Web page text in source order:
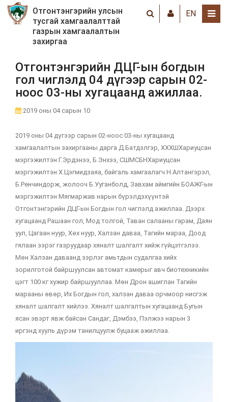
Отгонтэнгэрийн улсын
тусгай хамгаалалттай
газрын хамгаалалтын
захиргаа
EN
Отгонтэнгэрийн ДЦГ-ын богдын
гол чиглэлд 04 дүгээр сарын 02-
ноос 03-ны хугацаанд ажиллаа.
2019 оны 04 сарын 10
2019 оны 04 дүгээр сарын 02-ноос 03-ны хугацаанд
хамгаалалтын захиргааны дарга Д.Батдэлгэр, ХХХШХариуцсан
мэргэжилтэн Г.Эрдэнээ, Б.Энхээ, СШМСБНХариуцсан
мэргэжилтэн Х.Цэгмидзаяа, байгаль хамгаалагч Н.Алтангэрэл,
Б.Ренчиндорж, жолооч Б.Ууганболд, Завхам аймгийн БОАЖГ-ын
мэргэжилтэн Мягмаржав нарын бүрэлдэхүүнтэй
Отгонтэнгэрийн ДЦГ-ын Богдын гол чиглэлд ажиллаа. Дээрх
хугацаанд Рашаан гол, Мод толгой, Таван салааны гарам, Даян
уул, Цагаан нуур, Хөх нуур, Халзан даваа, Тагийн мараа, Доод
гялаан зэрэг газруудаар хяналт шалгалт хийж гүйцэтгэлээ.
Мөн Халзан даваанд зэрлэг амьтдын судалгаа хийх
зорилготой байршуулсан автомат камерыг авч биотехникийн
цэгт 100 кг хужир байршууллаа. Мөн Дрон ашиглан Тагийн
марааны өвөр, Их Богдын гол, халзан даваа орчмоор нисгэж
хяналт шалгалт хийлээ. Хяналт шалгалтын хугацаанд Бугын
ясан эвэрт явж байсан Сандаг, Дэмбээ, Пэлжээ нарын 3
иргэнд хууль дүрэм танилцуулж буцааж ажиллаа.